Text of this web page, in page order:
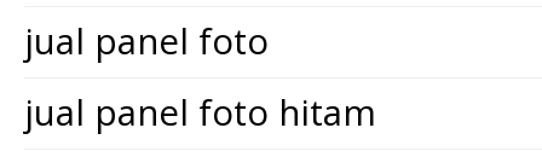
jual panel foto
jual panel foto hitam